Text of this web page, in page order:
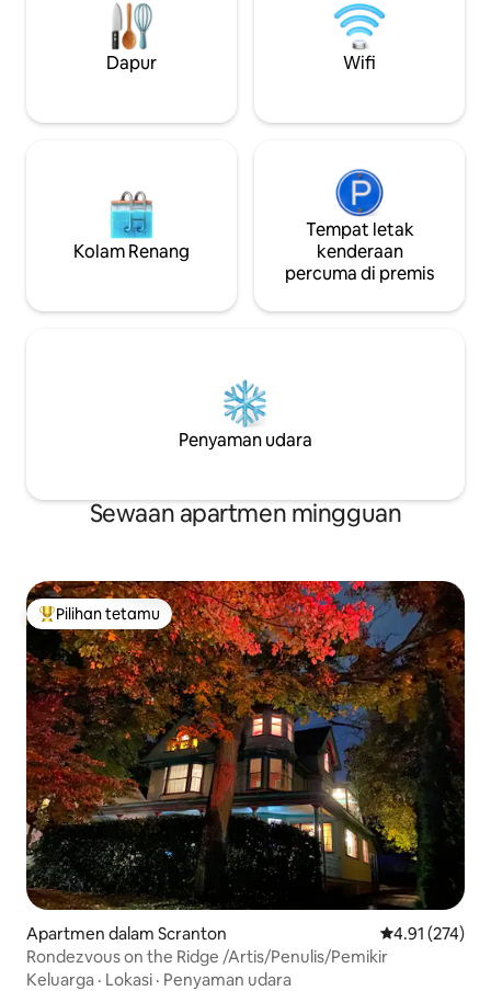
tempat letak kereta. Jarak berjalan kaki
ke kilang penyulingan Insurrection,
Restoran Bonnie & Clyde serta banyak
kedai tempatan.
Dobi/Tuala/
Hanya
keluar!
Dapur Wifi
Kolam Renang
Tempat letak
kenderaan
percuma di premis
Penyaman udara
Sewaan apartmen mingguan
Pilihan utama tetamu
Pilihan tetamu
Apartmen dalam Scranton Penarafan
4.91 (274)
Rondezvous on the Ridge /Artis/Penulis/Pemikir
Keluarga · Lokasi · Penyaman udara